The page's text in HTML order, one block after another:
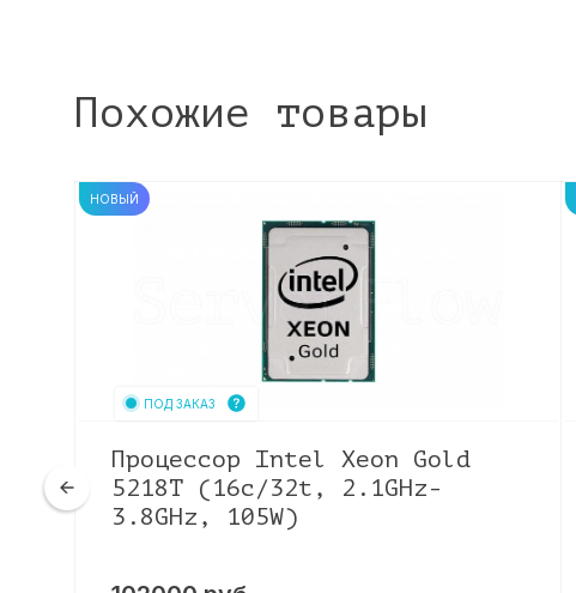
Похожие товары
НОВЫЙ
ПОД ЗАКАЗ
Процессор Intel Xeon Gold
5218T (16c/32t, 2.1GHz-
3.8GHz, 105W)